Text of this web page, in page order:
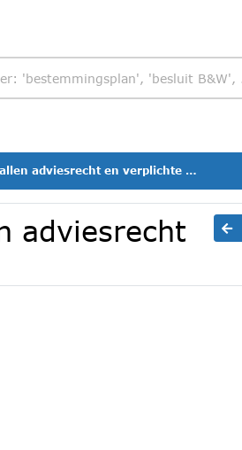
en verplichte participatie
adviesrecht